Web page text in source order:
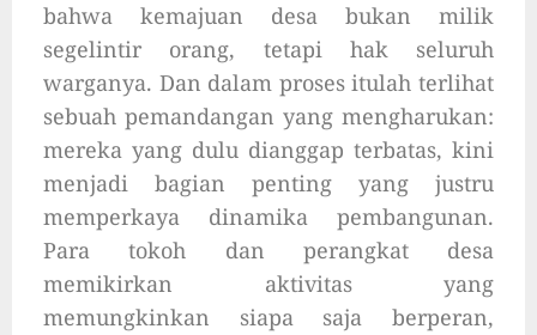
bahwa kemajuan desa bukan milik
segelintir orang, tetapi hak seluruh
warganya. Dan dalam proses itulah terlihat
sebuah pemandangan yang mengharukan:
mereka yang dulu dianggap terbatas, kini
menjadi bagian penting yang justru
memperkaya dinamika pembangunan.
Para tokoh dan perangkat desa
memikirkan aktivitas yang
memungkinkan siapa saja berperan,